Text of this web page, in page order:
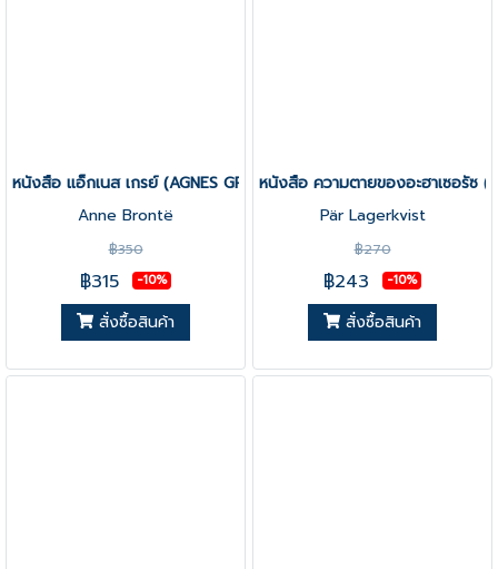
หนังสือ แอ็กเนส เกรย์ (AGNES GREY)
Anne Brontë
฿350
฿315 -10%
สั่งซื้อสินค้า
หนังสือ ความตายของอะฮาเซอรัซ
Pär Lagerkvist
฿270
฿243 -10%
สั่งซื้อสินค้า